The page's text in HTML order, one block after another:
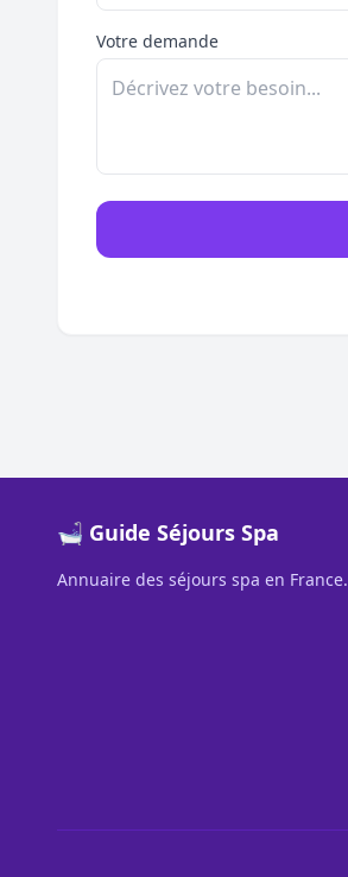
Votre demande
🛁 Guide Séjours Spa
Annuaire des séjours spa en France.